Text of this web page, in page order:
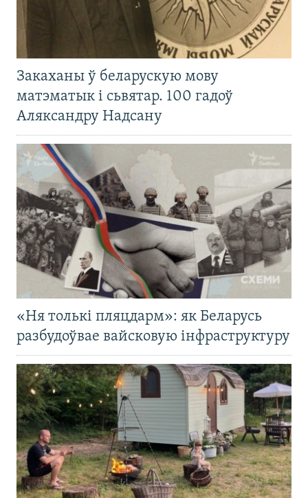
Закаханы ў беларускую мову
матэматык і сьвятар. 100 гадоў
Аляксандру Надсану
«Ня толькі пляцдарм»: як Беларусь
разбудоўвае вайсковую інфраструктуру